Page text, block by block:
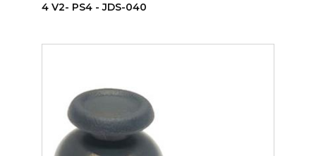
4 V2- PS4 - JDS-040